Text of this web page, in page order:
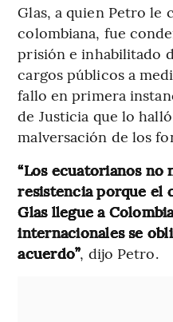
Glas, a quien Petro le
colombiana, fue
prisión e inhabilitado
cargos públicos a
fallo en primera
de Justicia que lo
malversación de los
“Los ecuatorianos no
resistencia porque el
Glas llegue a
internacionales se
acuerdo”, dijo Petro.